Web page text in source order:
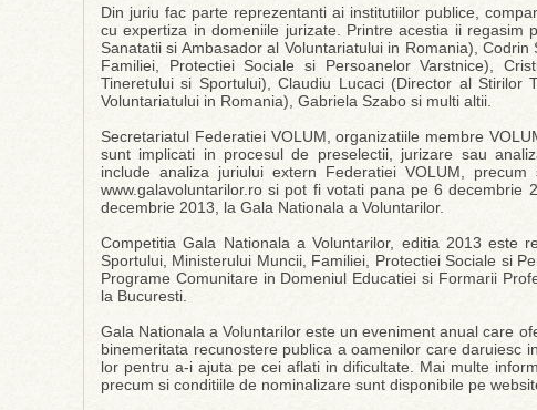
Din juriu fac parte reprezentanti ai institutiilor publice,
cu expertiza in domeniile jurizate. Printre acestia ii regasim
Sanatatii si Ambasador al Voluntariatului in Romania),
Familiei, Protectiei Sociale si Persoanelor Varstnice),
Tineretului si Sportului), Claudiu Lucaci (Director al Stirilor
Voluntariatului in Romania), Gabriela Szabo si multi altii.
Secretariatul Federatiei VOLUM, organizatiile membre
sunt implicati in procesul de preselectii, jurizare sau
include analiza juriului extern Federatiei VOLUM,
www.galavoluntarilor.ro si pot fi votati pana pe 6 decembrie
decembrie 2013, la Gala Nationala a Voluntarilor.
Competitia Gala Nationala a Voluntarilor, editia 2013 este
Sportului, Ministerului Muncii, Familiei, Protectiei Sociale si
Programe Comunitare in Domeniul Educatiei si Formarii
la Bucuresti.
Gala Nationala a Voluntarilor este un eveniment anual care
binemeritata recunostere publica a oamenilor care daruiesc
lor pentru a-i ajuta pe cei aflati in dificultate. Mai multe
precum si conditiile de nominalizare sunt disponibile pe